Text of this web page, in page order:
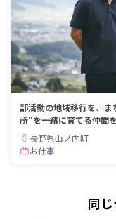
部活動の地域移行を、
所"を一緒に育てる仲間
長野県山ノ内町
お仕事
同